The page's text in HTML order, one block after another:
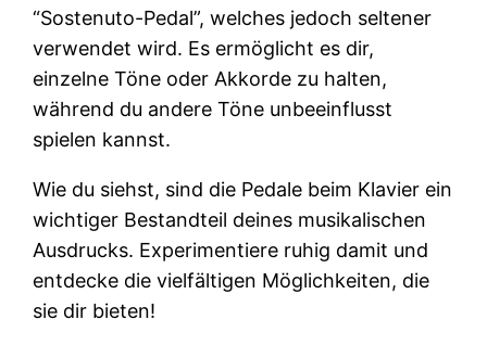
“Sostenuto-Pedal”, welches jedoch seltener
verwendet wird. Es ermöglicht es dir,
einzelne Töne oder Akkorde zu halten,
während du andere Töne unbeeinflusst
spielen kannst.
Wie du siehst, sind die Pedale beim Klavier ein
wichtiger Bestandteil deines musikalischen
Ausdrucks. Experimentiere ruhig damit und
entdecke die vielfältigen Möglichkeiten, die
sie dir bieten!